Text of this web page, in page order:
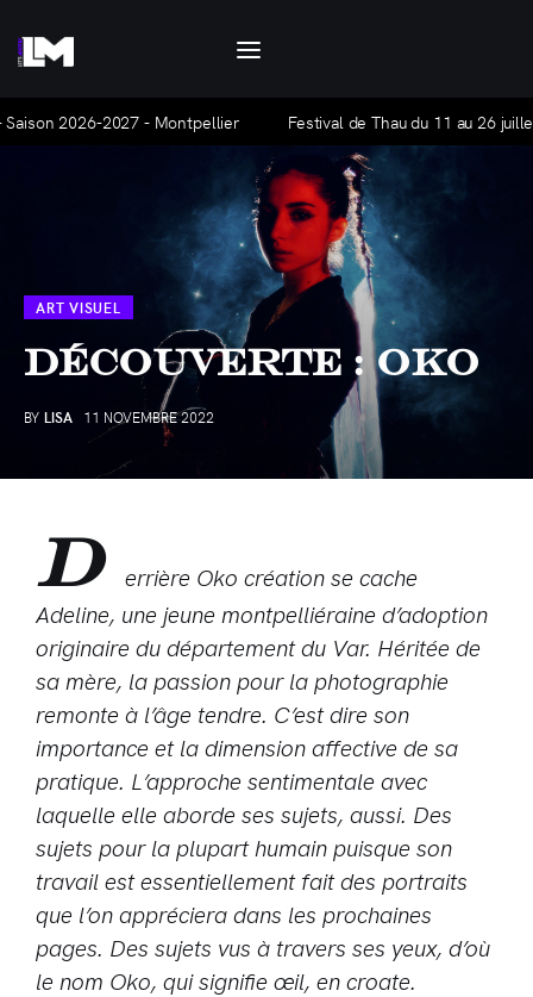
2027 - Montpellier Festival de Thau du 11 au 26 juillet 2026 !
Let's Motiv est un agenda culturel, mensuel et
gratuit, qui traite de l'actualité à Montpellier
et ses alentours.
Hors-série
Articles
La base Alpha
Nous contacter
ART VISUEL
Découverte : Oko
BY LISA 11 NOVEMBRE 2022
D
errière Oko création se cache
Adeline, une jeune montpelliéraine d’adoption
originaire du département du Var. Héritée de
sa mère, la passion pour la photographie
remonte à l’âge tendre. C’est dire son
importance et la dimension affective de sa
pratique. L’approche sentimentale avec
laquelle elle aborde ses sujets, aussi. Des
sujets pour la plupart humain puisque son
travail est essentiellement fait des portraits
que l’on appréciera dans les prochaines
pages. Des sujets vus à travers ses yeux, d’où
le nom Oko, qui signifie œil, en croate.